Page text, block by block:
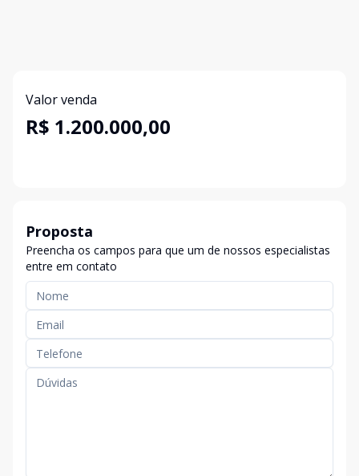
Valor venda
R$ 1.200.000,00
Proposta
Preencha os campos para que um de nossos especialistas
entre em contato